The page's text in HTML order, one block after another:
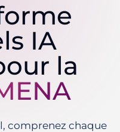
IA
la
comprenez chaque